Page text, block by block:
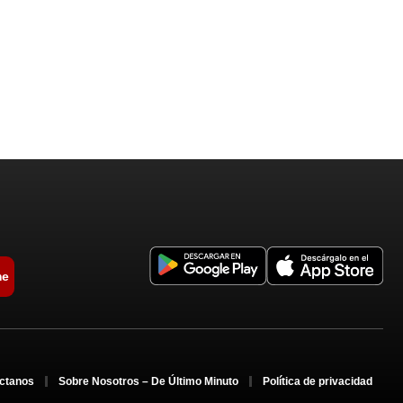
Sobre Nosotros – De Último Minuto Política de privacidad